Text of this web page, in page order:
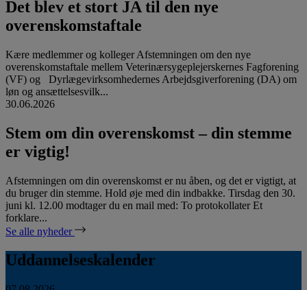
Det blev et stort JA til den nye
overenskomstaftale
Kære medlemmer og kolleger Afstemningen om den nye
overenskomstaftale mellem Veterinærsygeplejerskernes Fagforening
(VF) og Dyrlægevirksomhedernes Arbejdsgiverforening (DA) om
løn og ansættelsesvilk...
30.06.2026
Stem om din overenskomst – din stemme
er vigtig!
Afstemningen om din overenskomst er nu åben, og det er vigtigt, at
du bruger din stemme. Hold øje med din indbakke. Tirsdag den 30.
juni kl. 12.00 modtager du en mail med: To protokollater Et
forklare...
Se alle nyheder
Uddannelseskalender